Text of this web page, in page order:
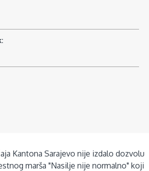
Kantona Sarajevo nije izdalo dozvolu
marša "Nasilje nije normalno" koji